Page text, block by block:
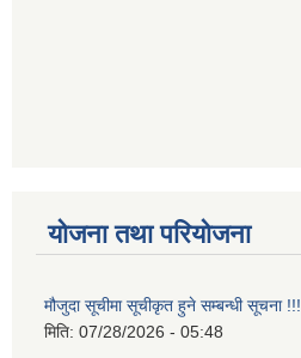
योजना तथा परियोजना
मौजुदा सूचीमा सूचीकृत हुने सम्बन्धी सूचना !!!
मिति: 07/28/2026 - 05:48